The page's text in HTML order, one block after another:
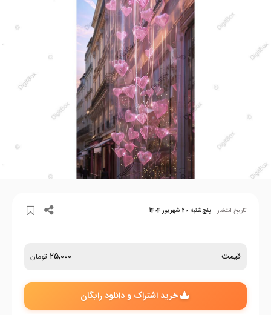
تاریخ انتشار پنج‌شنبه 20 شهریور 1404
قیمت 25,000 تومان
خرید اشتراک و دانلود رایگان